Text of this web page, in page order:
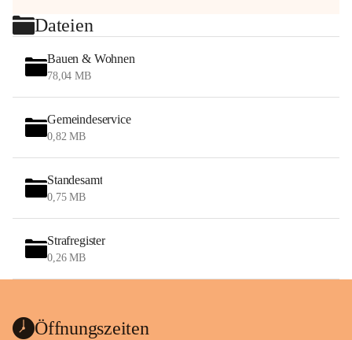
Dateien
Bauen & Wohnen
78,04 MB
Gemeindeservice
0,82 MB
Standesamt
0,75 MB
Strafregister
0,26 MB
Öffnungszeiten